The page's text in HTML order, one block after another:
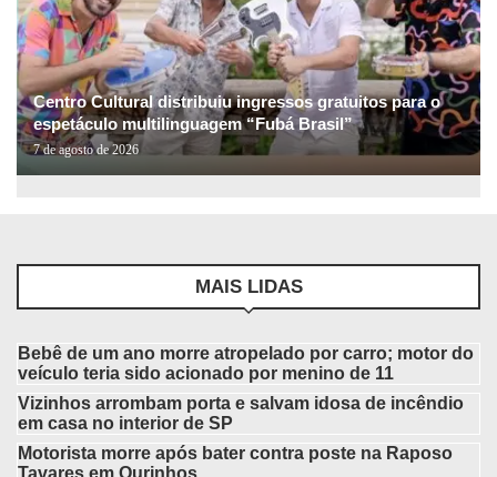
Centro Cultural distribuiu ingressos gratuitos para o
espetáculo multilinguagem “Fubá Brasil”
7 de agosto de 2026
MAIS LIDAS
Bebê de um ano morre atropelado por carro; motor do
veículo teria sido acionado por menino de 11
Vizinhos arrombam porta e salvam idosa de incêndio
em casa no interior de SP
Motorista morre após bater contra poste na Raposo